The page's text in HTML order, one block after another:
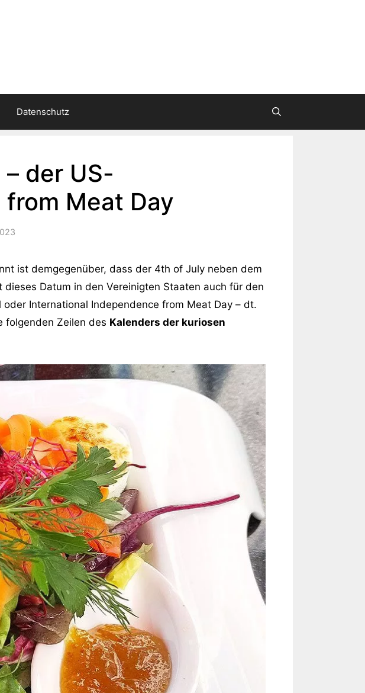
Datenschutz
der US-
Meat Day
ist demgegenüber, dass der 4th of July neben dem
Datum in den Vereinigten Staaten auch für den
International Independence from Meat Day – dt.
folgenden Zeilen des Kalenders der kuriosen